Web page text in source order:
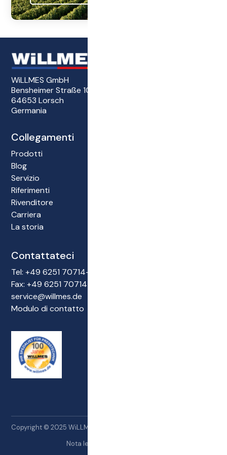
WiLLMES GmbH
Bensheimer Straße 101
64653 Lorsch
Germania
Collegamenti
Prodotti
Blog
Servizio
Riferimenti
Rivenditore
Carriera
La storia
Contattateci
Tel: +49 6251 70714-0
Fax: +49 6251 70714-22
service@willmes.de
Modulo di contatto
Copyright © 2025 WiLLMES GmbH Tutti i diritti riservati.
Nota legale